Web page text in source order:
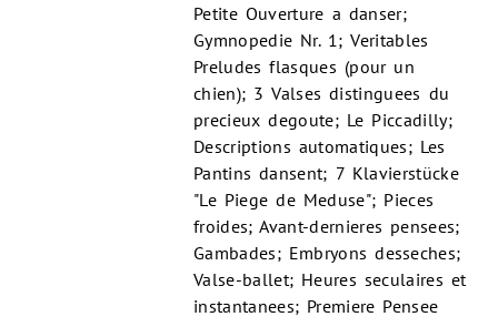
Petite Ouverture a danser;
Gymnopedie Nr. 1; Veritables
Preludes flasques (pour un
chien); 3 Valses distinguees du
precieux degoute; Le Piccadilly;
Descriptions automatiques; Les
Pantins dansent; 7 Klavierstücke
"Le Piege de Meduse"; Pieces
froides; Avant-dernieres pensees;
Gambades; Embryons desseches;
Valse-ballet; Heures seculaires et
instantanees; Premiere Pensee